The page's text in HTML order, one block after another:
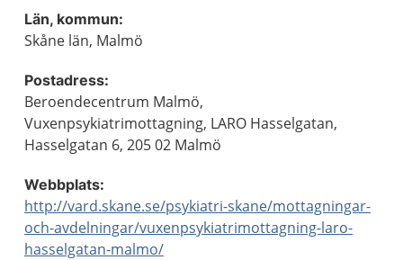
Län, kommun:
Skåne län, Malmö
Postadress:
Beroendecentrum Malmö,
Vuxenpsykiatrimottagning, LARO Hasselgatan,
Hasselgatan 6, 205 02 Malmö
Webbplats:
http://vard.skane.se/psykiatri-skane/mottagningar-
och-avdelningar/vuxenpsykiatrimottagning-laro-
hasselgatan-malmo/